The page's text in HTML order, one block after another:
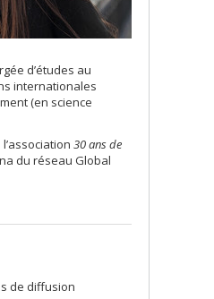
d’études au
internationales
(en science
30 ans de
du réseau Global
de diffusion